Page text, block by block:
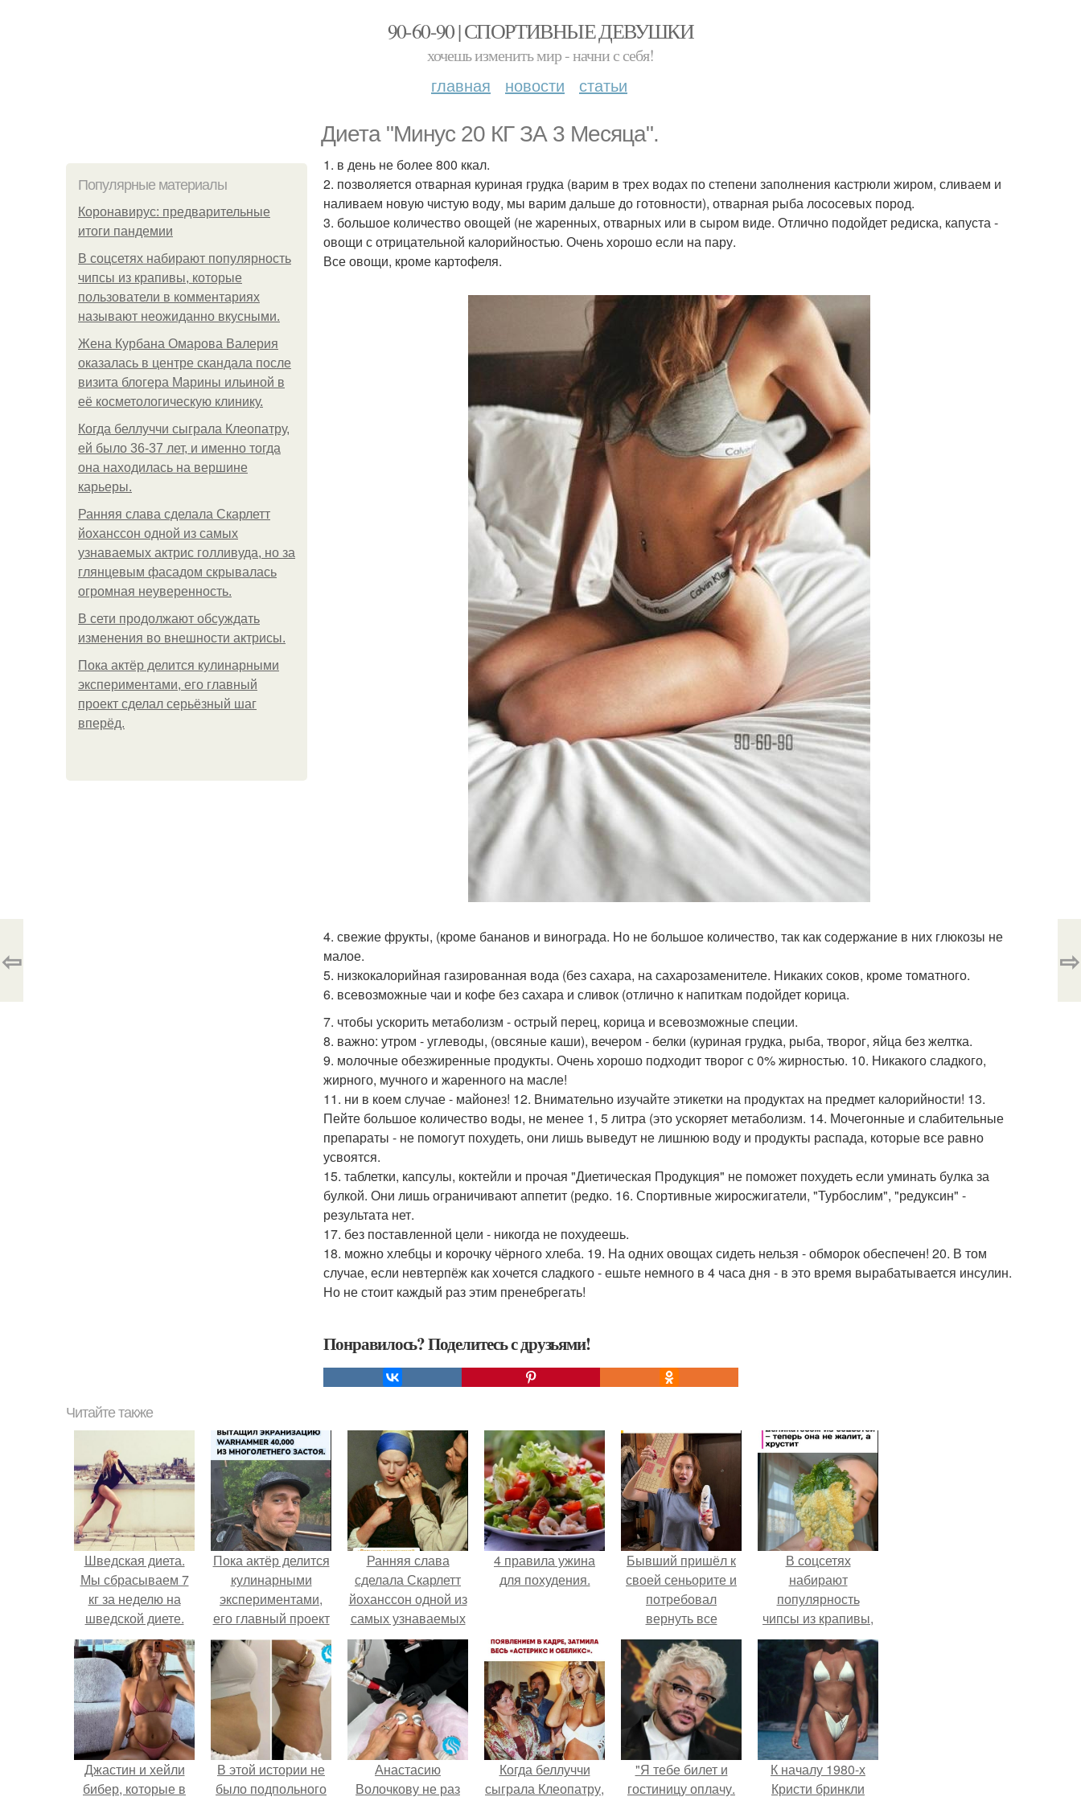
90-60-90 | СПОРТИВНЫЕ ДЕВУШКИ
хочешь изменить мир - начни с себя!
главная новости статьи
Диета "Минус 20 КГ ЗА 3 Месяца".
Популярные материалы
Коронавирус: предварительные
итоги пандемии
В соцсетях набирают популярность
чипсы из крапивы, которые
пользователи в комментариях
называют неожиданно вкусными.
Жена Курбана Омарова Валерия
оказалась в центре скандала после
визита блогера Марины ильиной в
её косметологическую клинику.
Когда беллуччи сыграла Клеопатру,
ей было 36-37 лет, и именно тогда
она находилась на вершине
карьеры.
Ранняя слава сделала Скарлетт
йоханссон одной из самых
узнаваемых актрис голливуда, но за
глянцевым фасадом скрывалась
огромная неуверенность.
В сети продолжают обсуждать
изменения во внешности актрисы.
Пока актёр делится кулинарными
экспериментами, его главный
проект сделал серьёзный шаг
вперёд.
1. в день не более 800 ккал.
2. позволяется отварная куриная грудка (варим в трех водах по степени заполнения кастрюли жиром, сливаем и
наливаем новую чистую воду, мы варим дальше до готовности), отварная рыба лососевых пород.
3. большое количество овощей (не жаренных, отварных или в сыром виде. Отлично подойдет редиска, капуста -
овощи с отрицательной калорийностью. Очень хорошо если на пару.
Все овощи, кроме картофеля.
4. свежие фрукты, (кроме бананов и винограда. Но не большое количество, так как содержание в них глюкозы не
малое.
5. низкокалорийная газированная вода (без сахара, на сахарозаменителе. Никаких соков, кроме томатного.
6. всевозможные чаи и кофе без сахара и сливок (отлично к напиткам подойдет корица.
7. чтобы ускорить метаболизм - острый перец, корица и всевозможные специи.
8. важно: утром - углеводы, (овсяные каши), вечером - белки (куриная грудка, рыба, творог, яйца без желтка.
9. молочные обезжиренные продукты. Очень хорошо подходит творог с 0% жирностью. 10. Никакого сладкого,
жирного, мучного и жаренного на масле!
11. ни в коем случае - майонез! 12. Внимательно изучайте этикетки на продуктах на предмет калорийности! 13.
Пейте большое количество воды, не менее 1, 5 литра (это ускоряет метаболизм. 14. Мочегонные и слабительные
препараты - не помогут похудеть, они лишь выведут не лишнюю воду и продукты распада, которые все равно
усвоятся.
15. таблетки, капсулы, коктейли и прочая "Диетическая Продукция" не поможет похудеть если уминать булка за
булкой. Они лишь ограничивают аппетит (редко. 16. Спортивные жиросжигатели, "Турбослим", "редуксин" -
результата нет.
17. без поставленной цели - никогда не похудеешь.
18. можно хлебцы и корочку чёрного хлеба. 19. На одних овощах сидеть нельзя - обморок обеспечен! 20. В том
случае, если невтерпёж как хочется сладкого - ешьте немного в 4 часа дня - в это время вырабатывается инсулин.
Но не стоит каждый раз этим пренебрегать!
Понравилось? Поделитесь с друзьями!
⇦ ⇨
Читайте также
Шведская диета.
Мы сбрасываем 7
кг за неделю на
шведской диете.
Пока актёр делится
кулинарными
экспериментами,
его главный проект
сделал серьёзный
шаг вперёд.
Ранняя слава
сделала Скарлетт
йоханссон одной из
самых узнаваемых
актрис голливуда,
но за глянцевым
фасадом
скрывалась
огромная
неуверенность.
4 правила ужина
для похудения.
Бывший пришёл к
своей сеньорите и
потребовал
вернуть все
подарки.
В соцсетях
набирают
популярность
чипсы из крапивы,
которые
пользователи в
комментариях
называют
неожиданно
вкусными.
Джастин и хейли
бибер, которые в
В этой истории не
было подпольного
Анастасию
Волочкову не раз
Когда беллуччи
сыграла Клеопатру,
"Я тебе билет и
гостиницу оплачу.
К началу 1980-х
Кристи бринкли